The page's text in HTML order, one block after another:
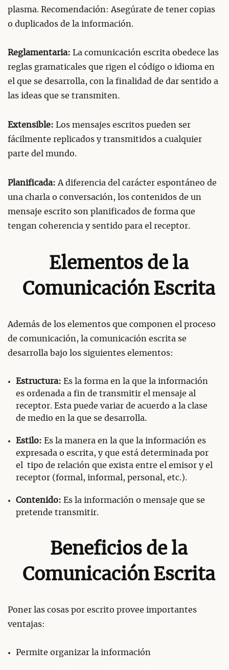
plasma. Recomendación: Asegúrate de tener copias
o duplicados de la información.
Reglamentaria: La comunicación escrita obedece las
reglas gramaticales que rigen el código o idioma en
el que se desarrolla, con la finalidad de dar sentido a
las ideas que se transmiten.
Extensible: Los mensajes escritos pueden ser
fácilmente replicados y transmitidos a cualquier
parte del mundo.
Planificada: A diferencia del carácter espontáneo de
una charla o conversación, los contenidos de un
mensaje escrito son planificados de forma que
tengan coherencia y sentido para el receptor.
Elementos de la
Comunicación Escrita
Además de los elementos que componen el proceso
de comunicación, la comunicación escrita se
desarrolla bajo los siguientes elementos:
Estructura: Es la forma en la que la información
es ordenada a fin de transmitir el mensaje al
receptor. Esta puede variar de acuerdo a la clase
de medio en la que se desarrolla.
Estilo: Es la manera en la que la información es
expresada o escrita, y que está determinada por
el tipo de relación que exista entre el emisor y el
receptor (formal, informal, personal, etc.).
Contenido: Es la información o mensaje que se
pretende transmitir.
Beneficios de la
Comunicación Escrita
Poner las cosas por escrito provee importantes
ventajas:
Permite organizar la información